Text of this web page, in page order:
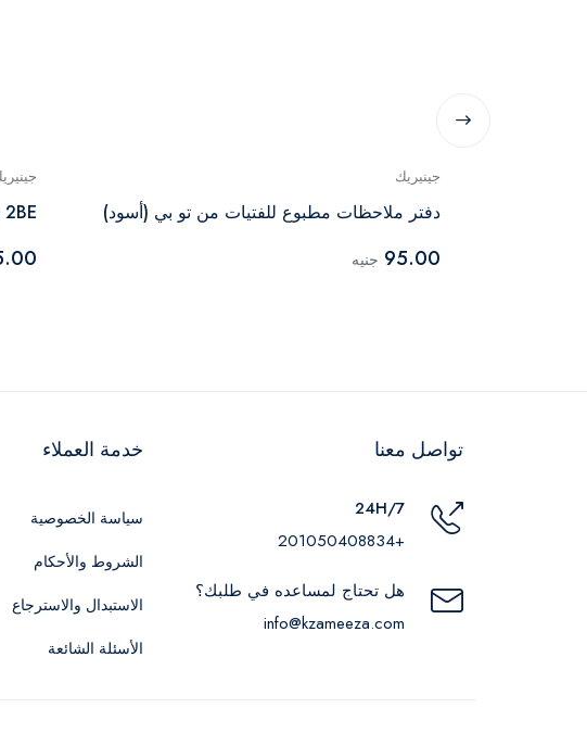
جينيريك
دفتر ملاحظات مطبوع للفتيات من تو بي (أسود)
95.00 جنيه
2BE دفتر جديد يونيكورن (أسود)
تواصل معنا
24H/7
+201050408834
هل تحتاج لمساعده في طلبك؟
info@kzameeza.com
خدمة العملاء
سياسة الخصوصية
الشروط والأحكام
الاستبدال والاسترجاع
الأسئلة الشائعة